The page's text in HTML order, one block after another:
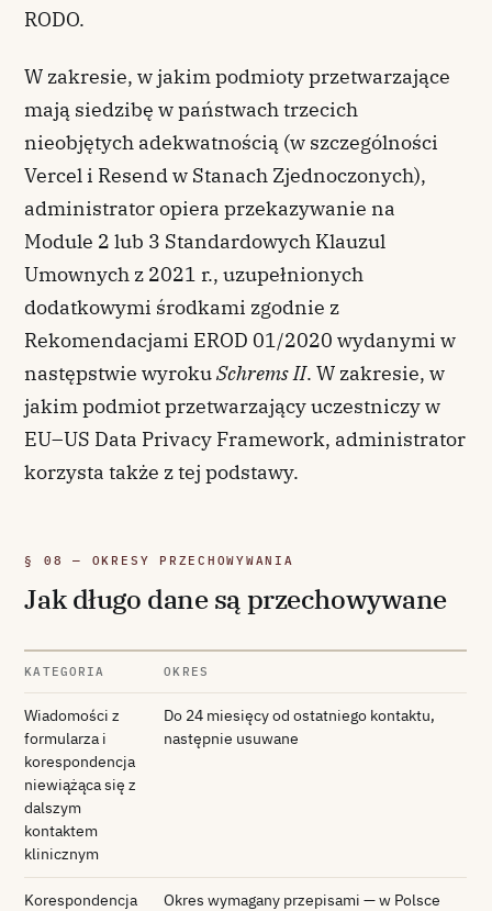
RODO.
W zakresie, w jakim podmioty przetwarzające
mają siedzibę w państwach trzecich
nieobjętych adekwatnością (w szczególności
Vercel i Resend w Stanach Zjednoczonych),
administrator opiera przekazywanie na
Module 2 lub 3 Standardowych Klauzul
Umownych z 2021 r., uzupełnionych
dodatkowymi środkami zgodnie z
Rekomendacjami EROD 01/2020 wydanymi w
następstwie wyrokuSchrems II. W zakresie, w
jakim podmiot przetwarzający uczestniczy w
EU–US Data Privacy Framework, administrator
korzysta także z tej podstawy.
§ 08 — OKRESY PRZECHOWYWANIA
Jak długo dane są przechowywane
KATEGORIA OKRES
Wiadomości z
formularza i
korespondencja
niewiążąca się z
dalszym
kontaktem
klinicznym
Do 24 miesięcy od ostatniego kontaktu,
następnie usuwane
Korespondencja
Okres wymagany przepisami — w Polsce